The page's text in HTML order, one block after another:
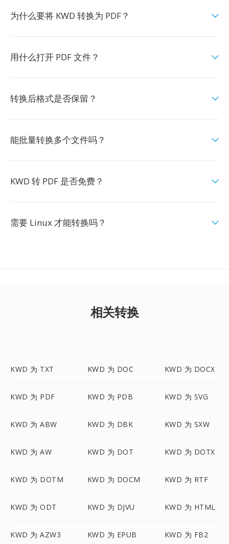
为什么要将 KWD 转换为 PDF？
用什么打开 PDF 文件？
转换后格式是否保留？
能批量转换多个文件吗？
KWD 转 PDF 是否免费？
需要 Linux 才能转换吗？
相关转换
KWD 为 TXT KWD 为 DOC KWD 为 DOCX
KWD 为 PDF KWD 为 PDB KWD 为 SVG
KWD 为 ABW KWD 为 DBK KWD 为 SXW
KWD 为 AW KWD 为 DOT KWD 为 DOTX
KWD 为 DOTM KWD 为 DOCM KWD 为 RTF
KWD 为 ODT KWD 为 DJVU KWD 为 HTML
KWD 为 AZW3 KWD 为 EPUB KWD 为 FB2